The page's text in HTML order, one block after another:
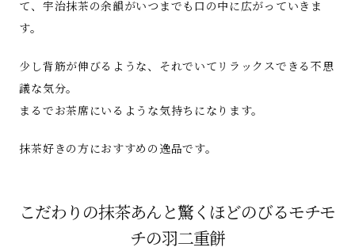
て、宇治抹茶の余韻がいつまでも口の中に広がっていきま
す。
少し背筋が伸びるような、それでいてリラックスできる不思
議な気分。
まるでお茶席にいるような気持ちになります。
抹茶好きの方におすすめの逸品です。
こだわりの抹茶あんと驚くほどのびるモチモ
チの羽二重餅